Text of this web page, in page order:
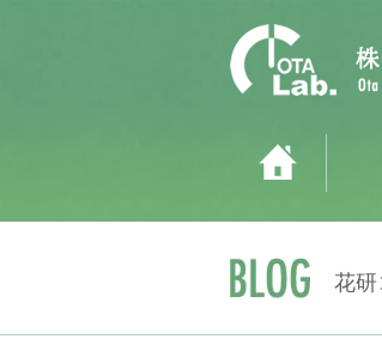
花